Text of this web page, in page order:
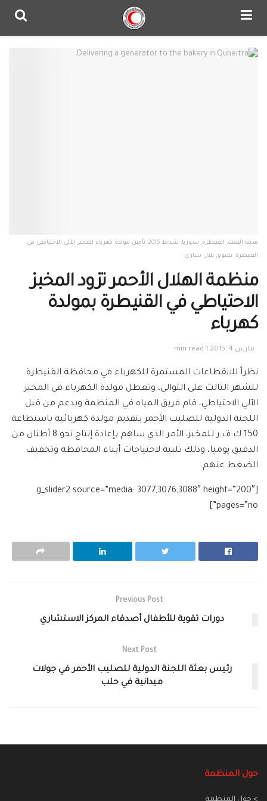
مدينة البعث، القنيطرة، سوريا، شباط 2015، تأمين مولدة كهرباء للمخبز الآلي الاحتياطي في
القنيطرة، تصوير: بلال ساري
منظمة الهلال الأحمر تزود المخبز
الاحتياطي في القنيطرة بمولدة
كهرباء
مارس 4, 2015 1 min read
نظراً للانقطاعات المستمرة للكهرباء في محافظة القنيطرة
للشهر الثالث على التوالي، وتعطل مولدة الكهرباء في المخبز
الآلي الاحتياطي، قام فريق المياه في المنظمة وبدعم من قبل
اللجنة الدولية للصليب الأحمر بتقديم مولدة كهربائية باستطاعة
150 ك.ف.ر للمخبز، الأمر الذي ساهم بإعادة إنتاج نحو 8 أطنان من
الدقيق يوميا، وذلك تلبية لاحتياجات أبناء المحافظة وتخفيف
الضغط عنهم.
[g_slider2 source=”media: 3077,3076,3088″ height=”200″
pages=”no”]
Previous Post
دورات تقوية للأطفال أصدقاء المركز الاستشاري
Next Post
رئيس بعثة اللجنة الدولية للصليب الأحمر في جولات
ميدانية في حلب
حول المنظمة